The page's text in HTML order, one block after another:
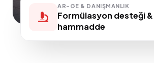
AR-GE & DANIŞMANLIK
Formülasyon desteği
hammadde